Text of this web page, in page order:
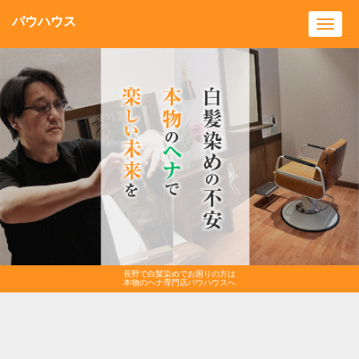
長野で白髪染めでお困りの方は
本物のヘナ専門店バウハウスへ
バウハウス